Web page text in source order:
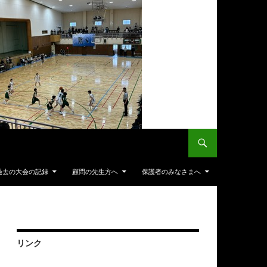
去の大会の記録 顧問の先生方へ 保護者のみなさまへ
リンク